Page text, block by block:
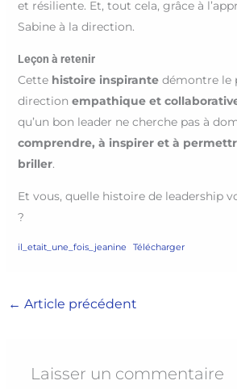
et résiliente. Et, tout cela, grâce à
Sabine à la direction.
Leçon à retenir
Cette histoire inspirante démontre le
direction empathique et
qu’un bon leader ne cherche pas à
comprendre, à inspirer et à
briller.
Et vous, quelle histoire de leadership
?
il_etait_une_fois_jeanine Télécharger
← Article précédent
Laisser un commentaire